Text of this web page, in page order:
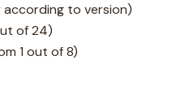
according to version)
of 24)
1 out of 8)